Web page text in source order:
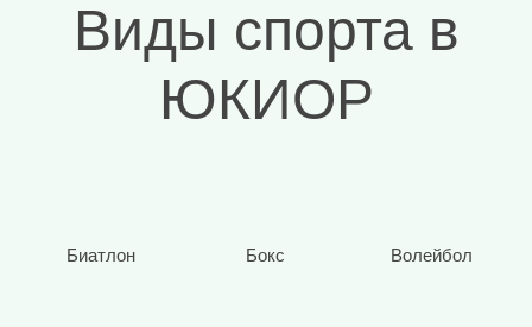
Виды спорта в
ЮКИОР
Биатлон Бокс Волейбол